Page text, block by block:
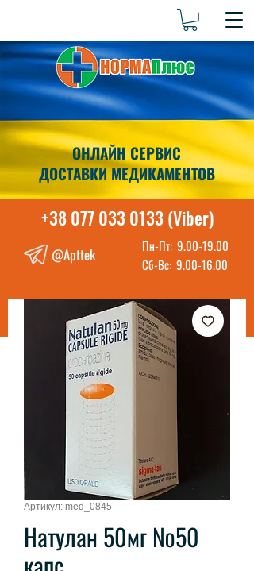
ОНЛАЙН СЕРВИС
ДОСТАВКИ МЕДИКАМЕНТОВ
+38 077 033 0133 (Viber)
@Apttek Пн-Пт: 9.00-19.00
Сб-Вс: 9.00-16.00
Артикул: med_0845
Натулан 50мг №50